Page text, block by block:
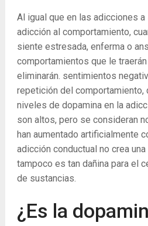
Al igual que en las adicciones
adicción al comportamiento,
siente estresada, enferma o
comportamientos que le
eliminarán. sentimientos
repetición del comportamiento,
niveles de dopamina en la
son altos, pero se consideran
han aumentado artificialmente
adicción conductual no crea
tampoco es tan dañina para el
de sustancias.
¿Es la